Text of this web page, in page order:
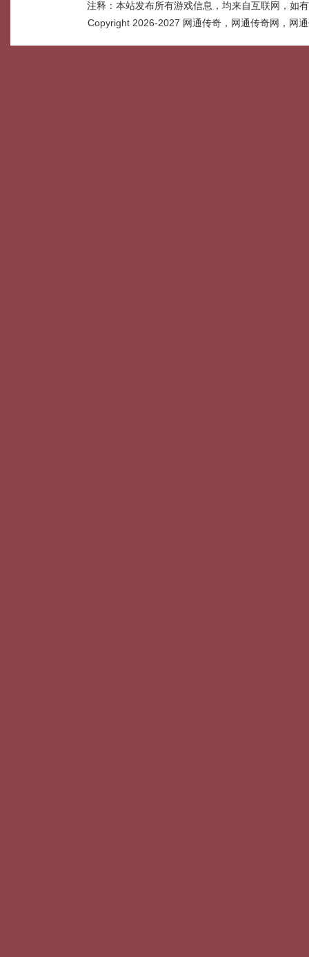
注释：本站发布所有游戏信息，均来自互联网，如
Copyright 2026-2027 网通传奇，网通传奇网，网